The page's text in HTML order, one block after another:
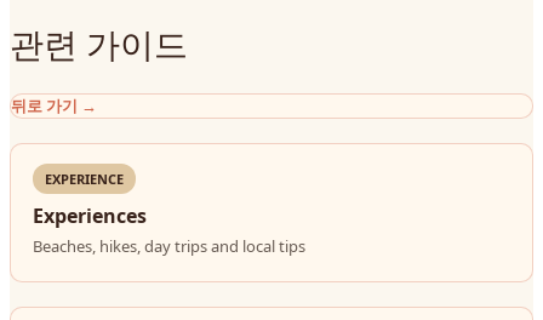
관련 가이드
뒤로 가기 →
EXPERIENCE
Experiences
Beaches, hikes, day trips and local tips